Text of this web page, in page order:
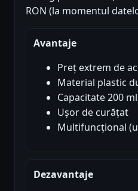
RON (la momentul
Avantaje
Preț extrem de
Material plastic
Capacitate 200 ml
Ușor de curățat
Multifuncțional
Dezavantaje